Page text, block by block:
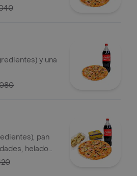
y una bebida
y una
pan
helado
lt